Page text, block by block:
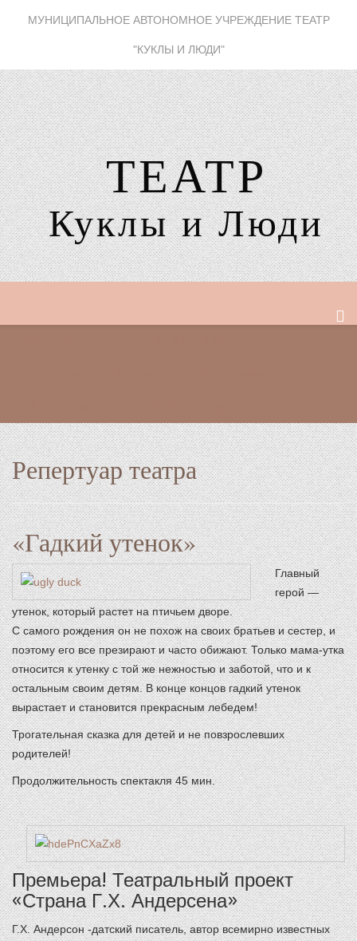
МУНИЦИПАЛЬНОЕ АВТОНОМНОЕ УЧРЕЖДЕНИЕ ТЕАТР
"КУКЛЫ И ЛЮДИ"
ТЕАТР
Куклы и Люди
Репертуар театра
«Гадкий утенок»
Главный
герой —
утенок, который растет на птичьем дворе.
С самого рождения он не похож на своих братьев и сестер, и
поэтому его все презирают и часто обижают. Только мама-утка
относится к утенку с той же нежностью и заботой, что и к
остальным своим детям. В конце концов гадкий утенок
вырастает и становится прекрасным лебедем!
Трогательная сказка для детей и не повзрослевших
родителей!
Продолжительность спектакля 45 мин.
Премьера! Театральный проект
«Страна Г.Х. Андерсена»
Г.Х. Андерсон -датский писатель, автор всемирно известных